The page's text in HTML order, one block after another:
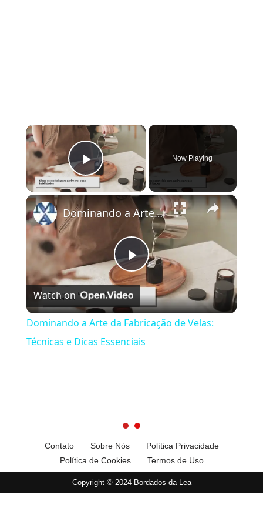
×
Play Video
Now Playing
×
Play
Video
Dominando a Arte da Fabricação de Velas: Técnicas e Dicas Essenciais
Watch on
Dominando a Arte da Fabricação de Velas:
Técnicas e Dicas Essenciais
Contato Sobre Nós
Política Privacidade
Política de Cookies
Termos de Uso
Copyright © 2024 Bordados da Lea